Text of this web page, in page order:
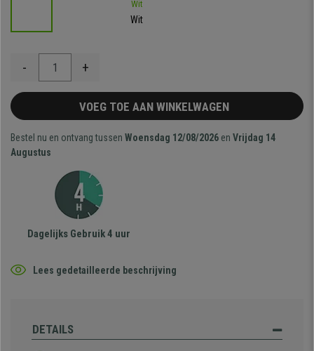
Wit
- +
VOEG TOE AAN WINKELWAGEN
Bestel nu en ontvang tussen Woensdag 12/08/2026 en Vrijdag 14
Augustus
Dagelijks Gebruik 4 uur
Lees gedetailleerde beschrijving
DETAILS